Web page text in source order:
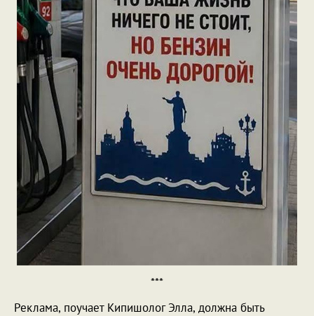
***
Реклама, поучает Кипишолог Элла, должна быть